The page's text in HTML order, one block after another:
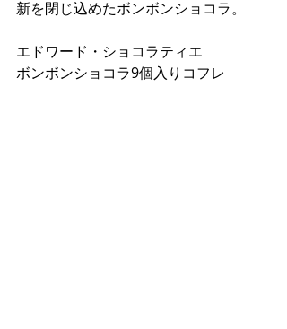
新を閉じ込めたボンボンショコラ。
エドワード・ショコラティエ
ボンボンショコラ9個入りコフレ